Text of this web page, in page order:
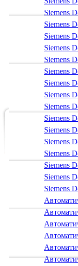
Siemens
Siemens
Siemens
Siemens
Siemens
Siemens
Siemens
Siemens
Siemens
Siemens
Siemens
Siemens
Siemens
Siemens
Siemens
Siemens